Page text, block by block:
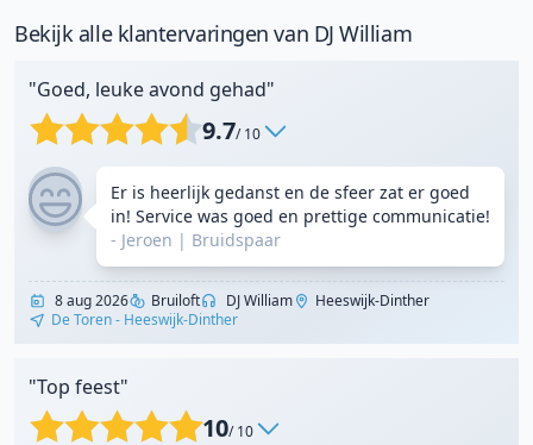
Bekijk alle klantervaringen van DJ William
"Goed, leuke avond gehad"
9.7/ 10
Er is heerlijk gedanst en de sfeer zat er goed
in! Service was goed en prettige communicatie!
- Jeroen | Bruidspaar
8 aug 2026 Bruiloft DJ William
Heeswijk-Dinther
De Toren - Heeswijk-Dinther
"Top feest"
10/ 10